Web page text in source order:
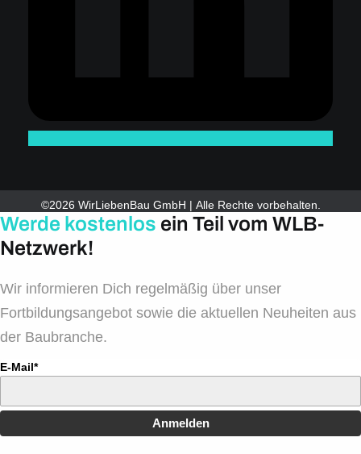
©2026 WirLiebenBau GmbH | Alle Rechte vorbehalten.
Werde kostenlos ein Teil vom WLB-
Netzwerk!
Wir informieren Dich regelmäßig über unser
Fortbildungsangebot sowie die aktuellen Neuheiten aus
der Baubranche.
E-Mail*
Anmelden